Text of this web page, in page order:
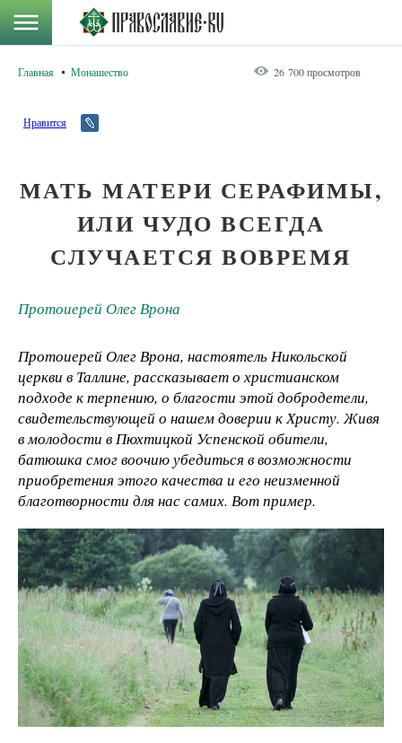
Главная Монашество 26 700 просмотров
Нравится
МАТЬ МАТЕРИ СЕРАФИМЫ,
ИЛИ ЧУДО ВСЕГДА
СЛУЧАЕТСЯ ВОВРЕМЯ
Протоиерей Олег Врона
Протоиерей Олег Врона, настоятель Никольской
церкви в Таллине, рассказывает о христианском
подходе к терпению, о благости этой добродетели,
свидетельствующей о нашем доверии к Христу. Живя
в молодости в Пюхтицкой Успенской обители,
батюшка смог воочию убедиться в возможности
приобретения этого качества и его неизменной
благотворности для нас самих. Вот пример.